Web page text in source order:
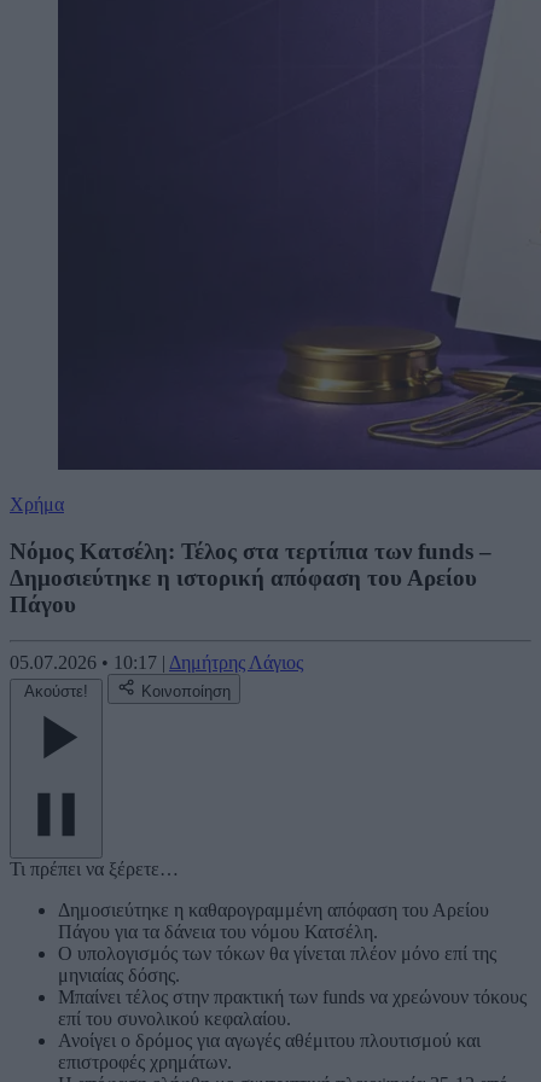
Χρήμα
Νόμος Κατσέλη: Τέλος στα τερτίπια των funds –
Δημοσιεύτηκε η ιστορική απόφαση του Αρείου
Πάγου
05.07.2026 • 10:17 | Δημήτρης Λάγιος
Ακούστε! Κοινοποίηση
Τι πρέπει να ξέρετε…
Δημοσιεύτηκε η καθαρογραμμένη απόφαση του Αρείου
Πάγου για τα δάνεια του νόμου Κατσέλη.
Ο υπολογισμός των τόκων θα γίνεται πλέον μόνο επί της
μηνιαίας δόσης.
Μπαίνει τέλος στην πρακτική των funds να χρεώνουν τόκους
επί του συνολικού κεφαλαίου.
Ανοίγει ο δρόμος για αγωγές αθέμιτου πλουτισμού και
επιστροφές χρημάτων.